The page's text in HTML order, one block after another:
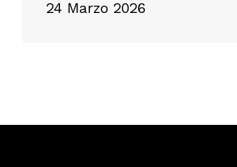
24 Marzo 2026